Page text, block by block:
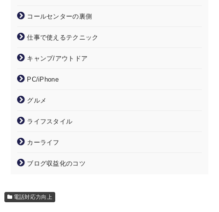
コールセンターの裏側
仕事で使えるテクニック
キャンプ/アウトドア
PC/iPhone
グルメ
ライフスタイル
カーライフ
ブログ収益化のコツ
電話対応力向上